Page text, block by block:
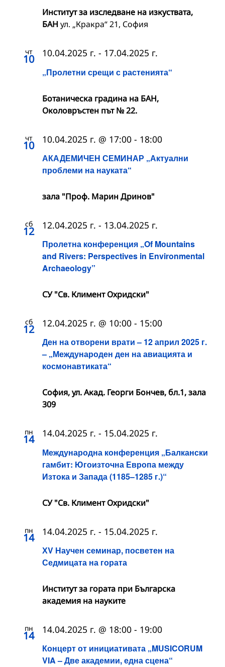
Институт за изследване на изкуствата,
БАН ул. „Кракра“ 21, София
чт
10
„Пролетни срещи с растенията“
10.04.2025 г. - 17.04.2025 г.
Ботаническа градина на БАН,
Околовръстен път № 22.
чт
10
АКАДЕМИЧЕН СЕМИНАР „Актуални
проблеми на науката“
10.04.2025 г. @ 17:00 - 18:00
зала "Проф. Марин Дринов"
сб
12
Пролетна конференция „Of Mountains
and Rivers: Perspectives in Environmental
Archaeology”
12.04.2025 г. - 13.04.2025 г.
СУ "Св. Климент Охридски"
сб
12
Ден на отворени врати – 12 април 2025 г.
– „Международен ден на авиацията и
космонавтиката“
12.04.2025 г. @ 10:00 - 15:00
София, ул. Акад. Георги Бончев, бл.1, зала
309
пн
14
Международна конференция „Балкански
гамбит: Югоизточна Европа между
Изтока и Запада (1185–1285 г.)“
14.04.2025 г. - 15.04.2025 г.
СУ "Св. Климент Охридски"
пн
14
ХV Научен семинар, посветен на
Седмицата на гората
14.04.2025 г. - 15.04.2025 г.
Институт за гората при Българска
академия на науките
пн
14
Концерт от инициативата „MUSICORUM
VIA – Две академии, една сцена“
14.04.2025 г. @ 18:00 - 19:00